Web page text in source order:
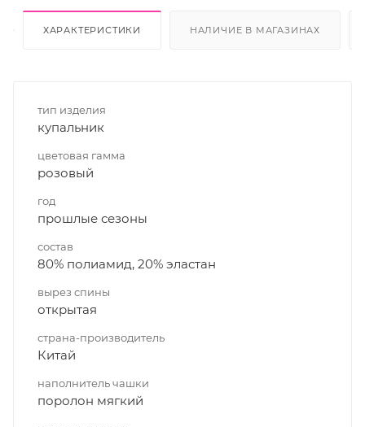
ХАРАКТЕРИСТИКИ НАЛИЧИЕ В МАГАЗИНАХ
тип изделия
купальник
цветовая гамма
розовый
год
прошлые сезоны
состав
80% полиамид, 20% эластан
вырез спины
открытая
страна-производитель
Китай
наполнитель чашки
поролон мягкий